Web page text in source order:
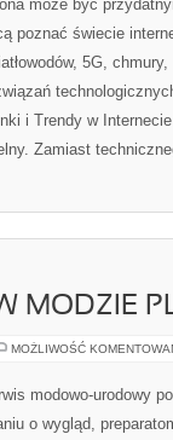
może być
poznać świecie
5G,
i Trendy w
Zamiast
MODZIE
MOŻLIWOŚĆ
modowo-urodowy
o wygląd,